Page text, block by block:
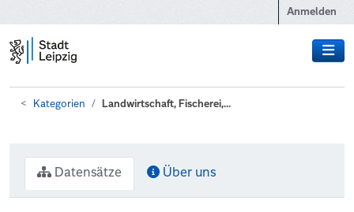
Anmelden
Kategorien Landwirtschaft, Fischerei,...
Datensätze Über uns